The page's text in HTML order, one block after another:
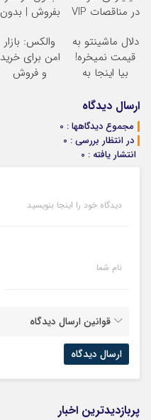
در مناقصات VIP
ایران تندر
بفروش | بدون
دلال ماشینتو به
قیمت نمیخره!
بیا اینجا به
بفروش*فقط
خریدار واقعی*
والکس: بازار
امن برای خرید
و فروش
ارسال دیدگاه
مجموع دیدگاهها : 0
در انتظار بررسی : 0
انتشار یافته : 0
دیدگاه خود را اینجا بنویسید
نام شما
قوانین ارسال دیدگاه
پربازدیدترین اخبار